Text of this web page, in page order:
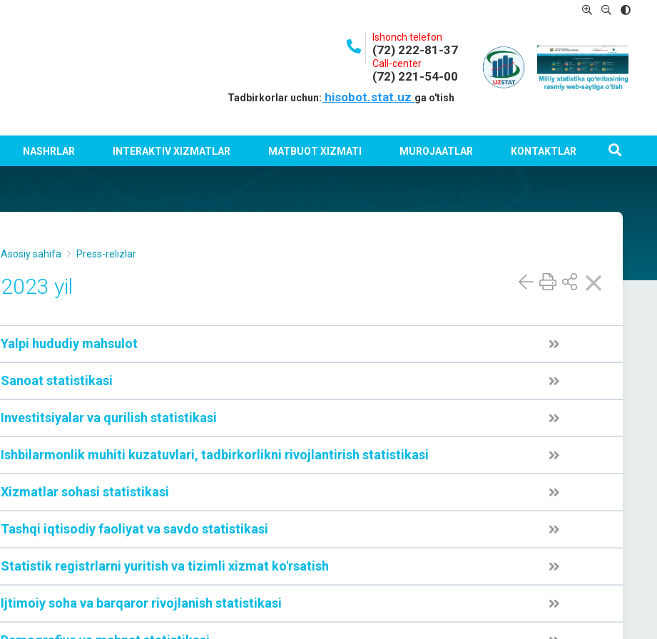
Ishonch telefon
(72) 222-81-37
Call-center
(72) 221-54-00
Tadbirkorlar uchun: hisobot.stat.uz ga o'tish
NASHRLAR INTERAKTIV XIZMATLAR MATBUOT XIZMATI MUROJAATLAR KONTAKTLAR
Asosiy sahifa Press-relizlar
2023 yil
Yalpi hududiy mahsulot
Sanoat statistikasi
Investitsiyalar va qurilish statistikasi
Ishbilarmonlik muhiti kuzatuvlari, tadbirkorlikni rivojlantirish statistikasi
Xizmatlar sohasi statistikasi
Tashqi iqtisodiy faoliyat va savdo statistikasi
Statistik registrlarni yuritish va tizimli xizmat ko'rsatish
Ijtimoiy soha va barqaror rivojlanish statistikasi